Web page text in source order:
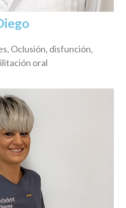
Oclusión, disfunción,
oral